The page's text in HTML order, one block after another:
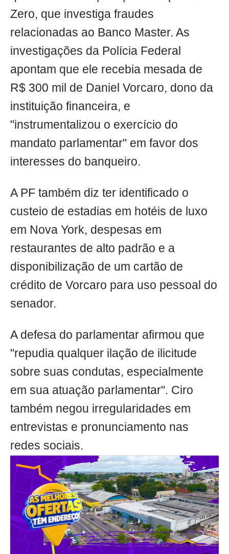
Zero, que investiga fraudes
relacionadas ao Banco Master. As
investigações da Polícia Federal
apontam que ele recebia mesada de
R$ 300 mil de Daniel Vorcaro, dono da
instituição financeira, e
"instrumentalizou o exercício do
mandato parlamentar" em favor dos
interesses do banqueiro.
A PF também diz ter identificado o
custeio de estadias em hotéis de luxo
em Nova York, despesas em
restaurantes de alto padrão e a
disponibilização de um cartão de
crédito de Vorcaro para uso pessoal do
senador.
A defesa do parlamentar afirmou que
"repudia qualquer ilação de ilicitude
sobre suas condutas, especialmente
em sua atuação parlamentar". Ciro
também negou irregularidades em
entrevistas e pronunciamento nas
redes sociais.